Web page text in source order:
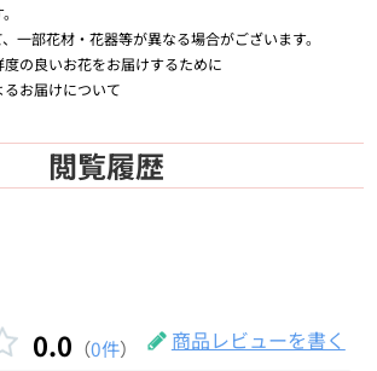
一部花材・花器等が異なる場合がございます。
の良いお花をお届けするために
お届けについて
閲覧履歴
0.0 （0件）
商品レビューを書く